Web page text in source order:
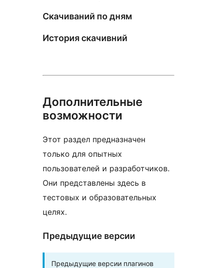
Скачиваний по дням
История скачивний
Дополнительные
возможности
Этот раздел предназначен
только для опытных
пользователей и разработчиков.
Они представлены здесь в
тестовых и образовательных
целях.
Предыдущие версии
Предыдущие версии плагинов